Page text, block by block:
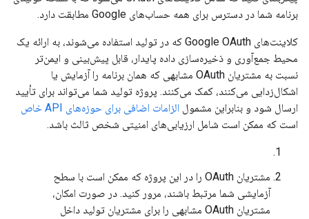
برنامه شما در دسترس برای همه حساب‌های Google مطابقت دارد.
کلاینت‌های Google OAuth که در تولید استفاده می‌شوند، به ارائه یک
محیط جمع‌آوری و ذخیره‌سازی داده پایدار، قابل پیش‌بینی و ایمن‌تر
نسبت به مشتریان OAuth مشابهی که همان برنامه را آزمایش یا
اشکال‌زدایی می‌کنند، کمک می‌کنند. پروژه تولید شما می‌تواند برای تأیید
ارسال شود و بنابراین مشمول الزامات اضافی برای حوزه‌های API خاص
است که ممکن است شامل ارزیابی‌های امنیتی شخص ثالث باشد.
مشتریان OAuth را در این پروژه که ممکن است با سطح
آزمایشی شما مرتبط باشند، مرور کنید. در صورت امکان،
مشتریان OAuth مشابهی را برای مشتریان تولید داخل